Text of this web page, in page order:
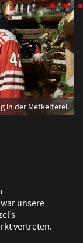
in der Metkelterei.
unsere
vertreten.